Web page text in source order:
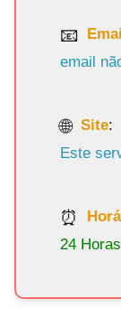
email
Site:
Este
24